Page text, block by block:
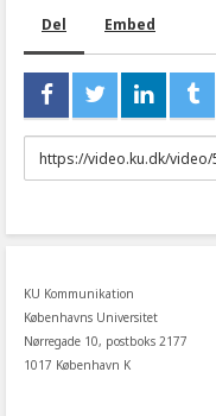
Del Embed
URL
to
KU Kommunikation
Københavns Universitet
Nørregade 10, postboks 2177
1017 København K